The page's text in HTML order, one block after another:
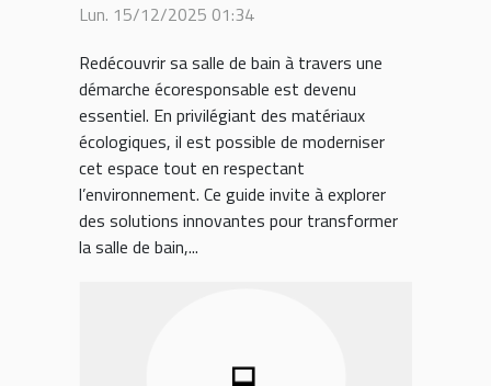
écologiques ?
Lun. 15/12/2025 01:34
Redécouvrir sa salle de bain à travers une
démarche écoresponsable est devenu
essentiel. En privilégiant des matériaux
écologiques, il est possible de moderniser
cet espace tout en respectant
l’environnement. Ce guide invite à explorer
des solutions innovantes pour transformer
la salle de bain,...